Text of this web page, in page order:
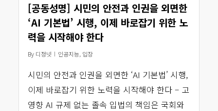
[공동성명] 시민의 안전과 인권을 외면한
‘AI 기본법’ 시행, 이제 바로잡기 위한 노
력을 시작해야 한다
By 디정넷 인공지능, 입장
시민의 안전과 인권을 외면한 ‘AI 기본법’ 시행,
이제 바로잡기 위한 노력을 시작해야 한다 – 고
영향 AI 규제 없는 졸속 입법의 책임은 국회와